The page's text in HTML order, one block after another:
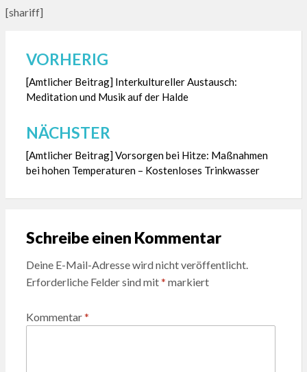
[shariff]
Beitragsnavigation
VORHERIG
[Amtlicher Beitrag] Interkultureller Austausch:
Meditation und Musik auf der Halde
NÄCHSTER
[Amtlicher Beitrag] Vorsorgen bei Hitze: Maßnahmen
bei hohen Temperaturen – Kostenloses Trinkwasser
Schreibe einen Kommentar
Deine E-Mail-Adresse wird nicht veröffentlicht.
Erforderliche Felder sind mit* markiert
Kommentar*